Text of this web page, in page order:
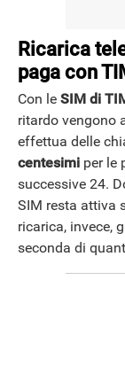
ANDROID
Ricarica
paga con
Con le SIM di
ritardo vengono
effettua delle
centesimi per le
successive 24.
SIM resta attiva
ricarica, invece,
seconda di